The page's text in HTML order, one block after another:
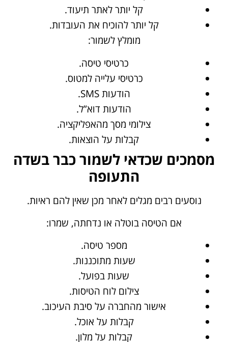
קל יותר לאתר תיעוד.
קל יותר להוכיח את העובדות.
מומלץ לשמור:
כרטיסי טיסה.
כרטיסי עלייה למטוס.
הודעות SMS.
הודעות דוא”ל.
צילומי מסך מהאפליקציה.
קבלות על הוצאות.
מסמכים שכדאי לשמור כבר בשדה
התעופה
נוסעים רבים מגלים לאחר מכן שאין להם ראיות.
אם הטיסה בוטלה או נדחתה, שמרו:
מספר טיסה.
שעות מתוכננות.
שעות בפועל.
צילום לוח הטיסות.
אישור מהחברה על סיבת העיכוב.
קבלות על אוכל.
קבלות על מלון.